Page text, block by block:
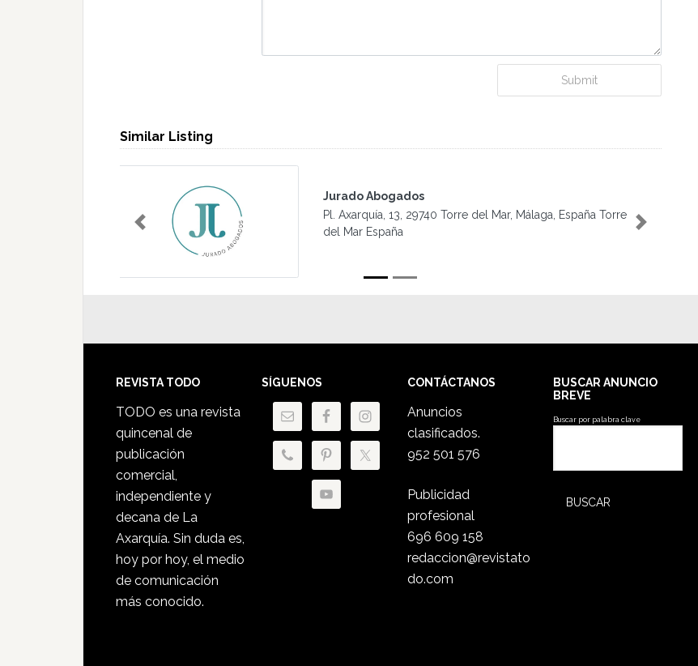
Submit
Similar Listing
Erika Atelier
Cam. Viejo de Vélez, 1, 29700 Vélez-Málaga, Málaga, España
Vélez-Málaga España
Previous Next
Footer
REVISTA TODO
TODO es una revista
quincenal de
publicación
comercial,
independiente y
decana de La
Axarquía. Sin duda es,
hoy por hoy, el medio
de comunicación
más conocido.
SÍGUENOS CONTÁCTANOS
Anuncios
clasificados.
952 501 576
Publicidad
profesional
696 609 158
redaccion@revistato
do.com
BUSCAR ANUNCIO
BREVE
Buscar por palabra clave